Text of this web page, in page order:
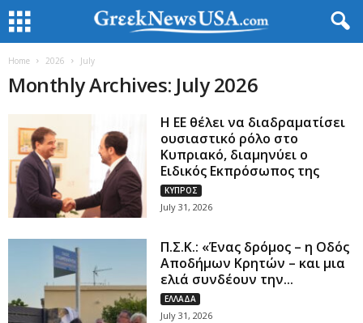
Home 2026 July
Monthly Archives: July 2026
Η ΕΕ θέλει να διαδραματίσει
ουσιαστικό ρόλο στο
Κυπριακό, διαμηνύει ο
Ειδικός Εκπρόσωπος της
ΚΥΠΡΟΣ
July 31, 2026
Π.Σ.Κ.: «Ένας δρόμος – η Οδός
Αποδήμων Κρητών – και μια
ελιά συνδέουν την...
ΕΛΛΑΔΑ
July 31, 2026